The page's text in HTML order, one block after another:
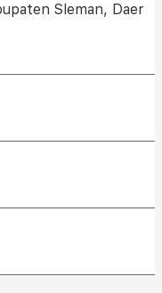
Sleman, Daer